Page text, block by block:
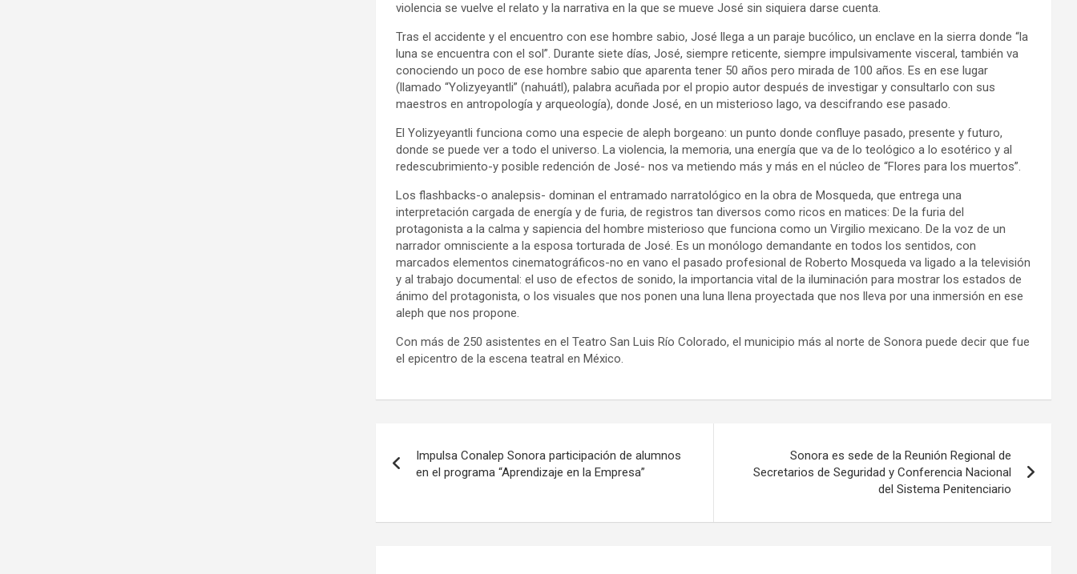
violencia se vuelve el relato y la narrativa en la que se mueve José sin siquiera darse cuenta.
Tras el accidente y el encuentro con ese hombre sabio, José llega a un paraje bucólico, un enclave en la sierra donde “la
luna se encuentra con el sol”. Durante siete días, José, siempre reticente, siempre impulsivamente visceral, también va
conociendo un poco de ese hombre sabio que aparenta tener 50 años pero mirada de 100 años. Es en ese lugar
(llamado “Yolizyeyantli” (nahuátl), palabra acuñada por el propio autor después de investigar y consultarlo con sus
maestros en antropología y arqueología), donde José, en un misterioso lago, va descifrando ese pasado.
El Yolizyeyantli funciona como una especie de aleph borgeano: un punto donde confluye pasado, presente y futuro,
donde se puede ver a todo el universo. La violencia, la memoria, una energía que va de lo teológico a lo esotérico y al
redescubrimiento-y posible redención de José- nos va metiendo más y más en el núcleo de “Flores para los muertos”.
Los flashbacks-o analepsis- dominan el entramado narratológico en la obra de Mosqueda, que entrega una
interpretación cargada de energía y de furia, de registros tan diversos como ricos en matices: De la furia del
protagonista a la calma y sapiencia del hombre misterioso que funciona como un Virgilio mexicano. De la voz de un
narrador omnisciente a la esposa torturada de José. Es un monólogo demandante en todos los sentidos, con
marcados elementos cinematográficos-no en vano el pasado profesional de Roberto Mosqueda va ligado a la televisión
y al trabajo documental: el uso de efectos de sonido, la importancia vital de la iluminación para mostrar los estados de
ánimo del protagonista, o los visuales que nos ponen una luna llena proyectada que nos lleva por una inmersión en ese
aleph que nos propone.
Con más de 250 asistentes en el Teatro San Luis Río Colorado, el municipio más al norte de Sonora puede decir que fue
el epicentro de la escena teatral en México.
de
Impulsa Conalep Sonora participación de alumnos
en el programa “Aprendizaje en la Empresa”
Sonora es sede de la Reunión Regional de
Secretarios de Seguridad y Conferencia Nacional
del Sistema Penitenciario